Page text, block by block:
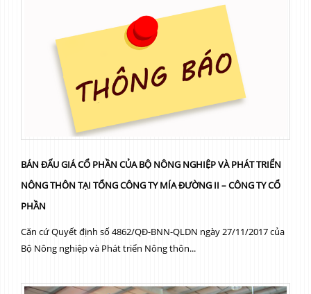
BÁN ĐẤU GIÁ CỔ PHẦN CỦA BỘ NÔNG NGHIỆP VÀ PHÁT TRIỂN
NÔNG THÔN TẠI TỔNG CÔNG TY MÍA ĐƯỜNG II – CÔNG TY CỔ
PHẦN
Căn cứ Quyết định số 4862/QĐ-BNN-QLDN ngày 27/11/2017 của
Bộ Nông nghiệp và Phát triển Nông thôn...